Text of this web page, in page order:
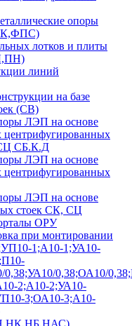
опоры
лотков и плиты
линий
на базе
(СВ)
ЛЭП на основе
центрифугированных
СБ.К.Д
ЛЭП на основе
центрифугированных
ЛЭП на основе
стоек СК, СЦ
ОРУ
при монтировании
1;А10-1;УА10-
0,38;УА10/0,38;ОА10/
2;А10-2;УА10-
3;ОА10-3;А10-